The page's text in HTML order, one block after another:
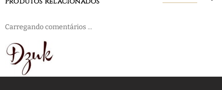
Carregando comentários ...